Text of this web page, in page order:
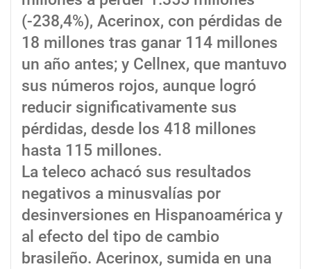
(-238,4%), Acerinox, con pérdidas de
18 millones tras ganar 114 millones
un año antes; y Cellnex, que mantuvo
sus números rojos, aunque logró
reducir significativamente sus
pérdidas, desde los 418 millones
hasta 115 millones.
La teleco achacó sus resultados
negativos a minusvalías por
desinversiones en Hispanoamérica y
al efecto del tipo de cambio
brasileño. Acerinox, sumida en una